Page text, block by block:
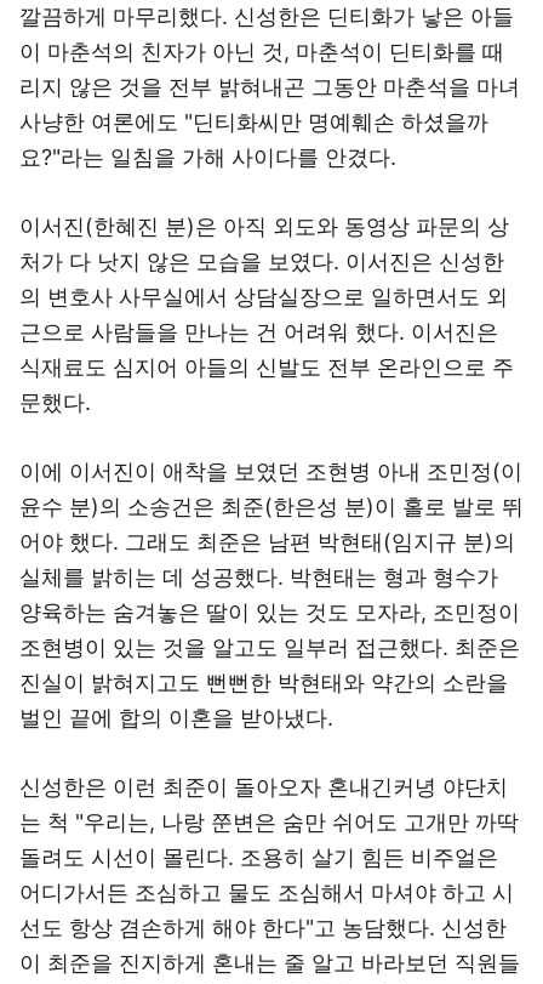
깔끔하게 마무리했다. 신성한은 딘티화가 낳은 아들
이 마춘석의 친자가 아닌 것, 마춘석이 딘티화를 때
리지 않은 것을 전부 밝혀내곤 그동안 마춘석을 마녀
사냥한 여론에도 "딘티화씨만 명예훼손 하셨을까
요?"라는 일침을 가해 사이다를 안겼다.
이서진(한혜진 분)은 아직 외도와 동영상 파문의 상
처가 다 낫지 않은 모습을 보였다. 이서진은 신성한
의 변호사 사무실에서 상담실장으로 일하면서도 외
근으로 사람들을 만나는 건 어려워 했다. 이서진은
식재료도 심지어 아들의 신발도 전부 온라인으로 주
문했다.
이에 이서진이 애착을 보였던 조현병 아내 조민정(이
윤수 분)의 소송건은 최준(한은성 분)이 홀로 발로 뛰
어야 했다. 그래도 최준은 남편 박현태(임지규 분)의
실체를 밝히는 데 성공했다. 박현태는 형과 형수가
양육하는 숨겨놓은 딸이 있는 것도 모자라, 조민정이
조현병이 있는 것을 알고도 일부러 접근했다. 최준은
진실이 밝혀지고도 뻔뻔한 박현태와 약간의 소란을
벌인 끝에 합의 이혼을 받아냈다.
신성한은 이런 최준이 돌아오자 혼내긴커녕 야단치
는 척 "우리는, 나랑 쭌변은 숨만 쉬어도 고개만 까딱
돌려도 시선이 몰린다. 조용히 살기 힘든 비주얼은
어디가서든 조심하고 물도 조심해서 마셔야 하고 시
선도 항상 겸손하게 해야 한다"고 농담했다. 신성한
이 최준을 진지하게 혼내는 줄 알고 바라보던 직원들